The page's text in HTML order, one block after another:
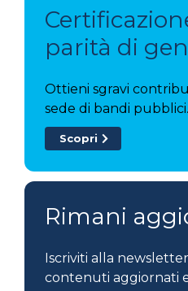
parità di
Ottieni sgravi
sede di bandi pubblici.
Scopri
Rimani
Iscriviti alla
contenuti aggiornati